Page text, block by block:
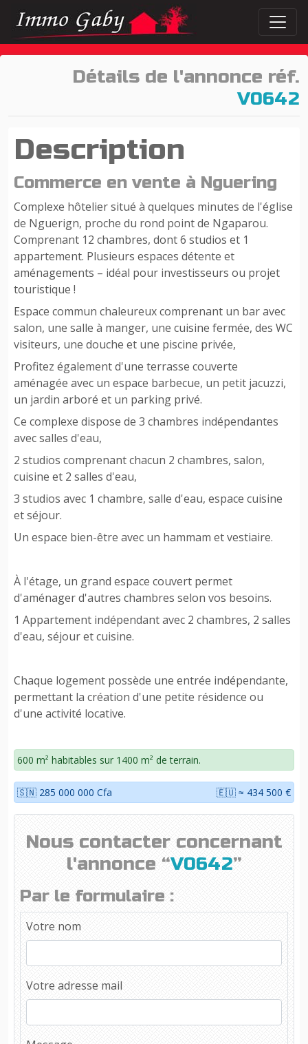
Détails de l'annonce réf.
V0642
Description
Commerce en vente à Nguering
Complexe hôtelier situé à quelques minutes de l'église
de Nguerign, proche du rond point de Ngaparou.
Comprenant 12 chambres, dont 6 studios et 1
appartement. Plusieurs espaces détente et
aménagements – idéal pour investisseurs ou projet
touristique !
Espace commun chaleureux comprenant un bar avec
salon, une salle à manger, une cuisine fermée, des WC
visiteurs, une douche et une piscine privée,
Profitez également d'une terrasse couverte
aménagée avec un espace barbecue, un petit jacuzzi,
un jardin arboré et un parking privé.
Ce complexe dispose de 3 chambres indépendantes
avec salles d'eau,
2 studios comprenant chacun 2 chambres, salon,
cuisine et 2 salles d'eau,
3 studios avec 1 chambre, salle d'eau, espace cuisine
et séjour.
Un espace bien-être avec un hammam et vestiaire.
À l'étage, un grand espace couvert permet
d'aménager d'autres chambres selon vos besoins.
1 Appartement indépendant avec 2 chambres, 2 salles
d'eau, séjour et cuisine.
Chaque logement possède une entrée indépendante,
permettant la création d'une petite résidence ou
d'une activité locative.
600 m² habitables sur 1400 m² de terrain.
🇸🇳 285 000 000 Cfa 🇪🇺 ≈ 434 500 €
Nous contacter concernant
l'annonce “V0642”
Par le formulaire :
Votre nom
Votre adresse mail